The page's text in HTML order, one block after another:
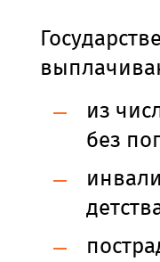
из
без